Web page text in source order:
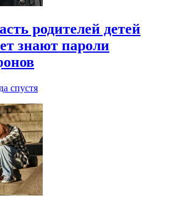
родителей детей
знают пароли
спустя